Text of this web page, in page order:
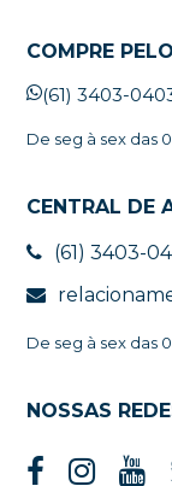
COMPRE
(61) 3403-
De seg à sex das
CENTRAL DE
(61) 3403-
De seg à sex das
NOSSAS